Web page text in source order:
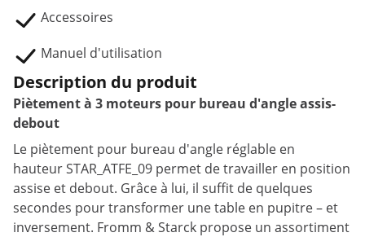
Accessoires
Manuel d'utilisation
Description du produit
Piètement à 3 moteurs pour bureau d'angle assis-
debout
Le piètement pour bureau d'angle réglable en
hauteur STAR_ATFE_09 permet de travailler en position
assise et debout. Grâce à lui, il suffit de quelques
secondes pour transformer une table en pupitre – et
inversement. Fromm & Starck propose un assortiment